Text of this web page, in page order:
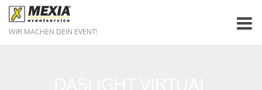
WIR MACHEN DEIN EVENT!